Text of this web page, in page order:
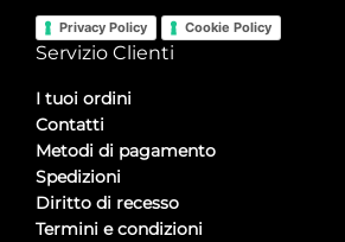
Privacy Policy Cookie Policy
Servizio Clienti
I tuoi ordini
Contatti
Metodi di pagamento
Spedizioni
Diritto di recesso
Termini e condizioni